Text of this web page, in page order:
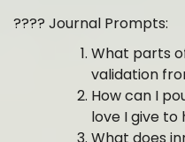
???? Journal Prompts:
What parts
validation
How can I
love I give to